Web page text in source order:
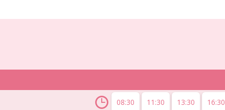
08:30 11:30 13:30 16:30